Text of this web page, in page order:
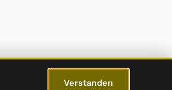
Verstanden